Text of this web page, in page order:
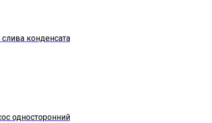
конденсата
односторонний